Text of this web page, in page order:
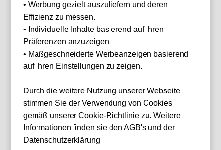
Verfügbare Kategorien (3)
Le Pavillon (cocktail) - Day Session
• Werbung gezielt auszuliefern und deren
Effizienz zu messen.
• Individuelle Inhalte basierend auf Ihren
Präferenzen anzuzeigen.
• Maßgeschneiderte Werbeanzeigen basierend
auf Ihren Einstellungen zu zeigen.
Durch die weitere Nutzung unserer Webseite
stimmen Sie der Verwendung von Cookies
gemäß unserer Cookie-Richtlinie zu. Weitere
Informationen finden sie den AGB's und der
Datenschutzerklärung